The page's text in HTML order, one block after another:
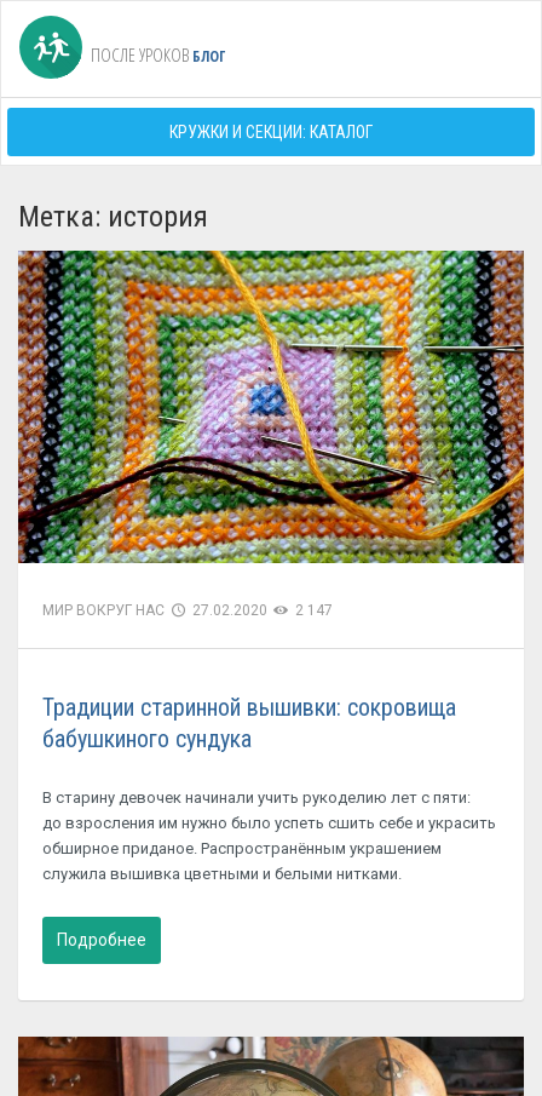
ПОСЛЕ УРОКОВ БЛОГ
КРУЖКИ И СЕКЦИИ: КАТАЛОГ
Метка: история
МИР ВОКРУГ НАС 27.02.2020 2 147
Традиции старинной вышивки: сокровища
бабушкиного сундука
В старину девочек начинали учить рукоделию лет с пяти:
до взросления им нужно было успеть сшить себе и украсить
обширное приданое. Распространённым украшением
служила вышивка цветными и белыми нитками.
Подробнее